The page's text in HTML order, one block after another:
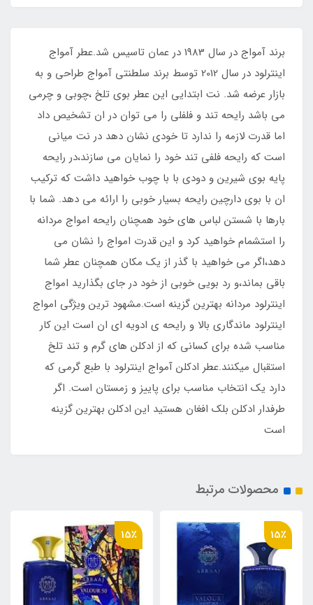
برند آمواج در سال 1983 در عمان تاسیس شد.عطر آمواج
اینترلود در سال 2012 توسط برند سلطنتی آمواج طراحی و به
بازار عرضه شد. نت ابتدایی این عطر بوی تلخ ،چوبی و چرمی
می باشد رایحه تند و فلفلی را می توان در ان تشخیص داد
اما قدرت لازمه را ندارد تا خودی نشان دهد در نت میانی
است که رایحه فلفی تند خود را نمایان می سازند،در رایحه
پایه بوی شیرین و دودی با با چوب خواهید داشت که ترکیب
ان با بوی دارچین رایحه بسیار خوبی را ارائه می دهد. شما با
بارها با شستن لباس های خود همچنان رایحه امواج مردانه
را استشمام خواهید کرد و این قدرت امواج را نشان می
دهد،اگر می خواهید با گذر از یک مکان همچنان عطر شما
باقی بماند،و رد بویی خوبی از خود در جای بگذارید امواج
اینترلود مردانه بهترین گزینه است.مشهود ترین ویژگی امواج
اینترلود ماندگاری بالا و رایحه ی ادویه ای ان است این کار
مناسب شده برای کسانی که از ادکلن های گرم و تند تلخ
استقبال میکنند.عطر ادکلن آمواج اینترلود با طبع گرمی که
دارد یک انتخاب مناسب برای پاییز و زمستان است. اگر
طرفدار ادکلن بلک افغان هستید این ادکلن بهترین گزینه
است
محصولات مرتبط
15٪ 15٪